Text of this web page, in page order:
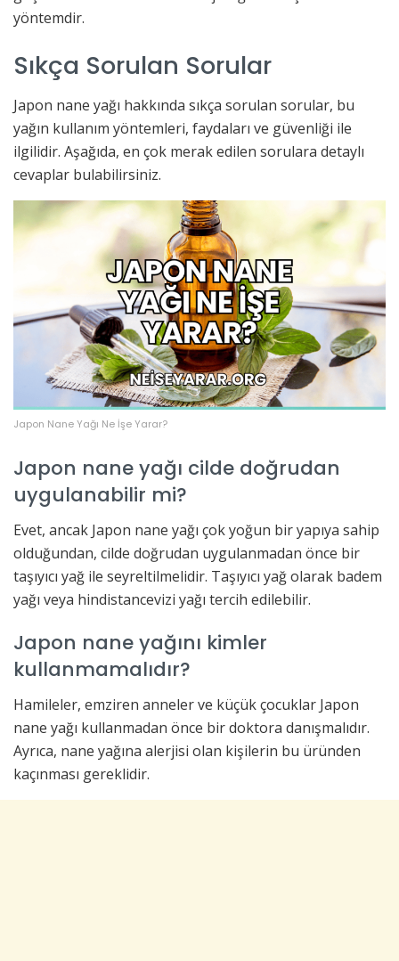
yöntemdir.
Sıkça Sorulan Sorular
Japon nane yağı hakkında sıkça sorulan sorular, bu
yağın kullanım yöntemleri, faydaları ve güvenliği ile
ilgilidir. Aşağıda, en çok merak edilen sorulara detaylı
cevaplar bulabilirsiniz.
Japon Nane Yağı Ne İşe Yarar?
Japon nane yağı cilde doğrudan
uygulanabilir mi?
Evet, ancak Japon nane yağı çok yoğun bir yapıya sahip
olduğundan, cilde doğrudan uygulanmadan önce bir
taşıyıcı yağ ile seyreltilmelidir. Taşıyıcı yağ olarak badem
yağı veya hindistancevizi yağı tercih edilebilir.
Japon nane yağını kimler
kullanmamalıdır?
Hamileler, emziren anneler ve küçük çocuklar Japon
nane yağı kullanmadan önce bir doktora danışmalıdır.
Ayrıca, nane yağına alerjisi olan kişilerin bu üründen
kaçınması gereklidir.